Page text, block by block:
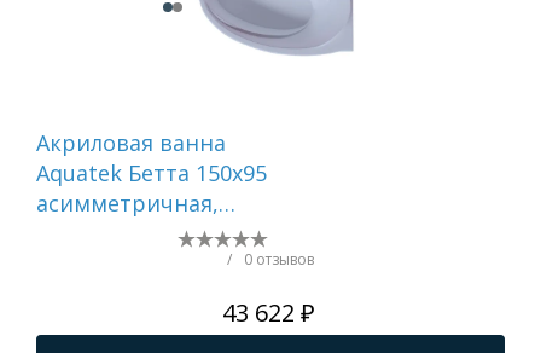
Акриловая ванна
Aquatek Бетта 150x95
асимметричная,
Правосторонняя, с
каркасом и экраном,
/ 0 отзывов
43 622 ₽